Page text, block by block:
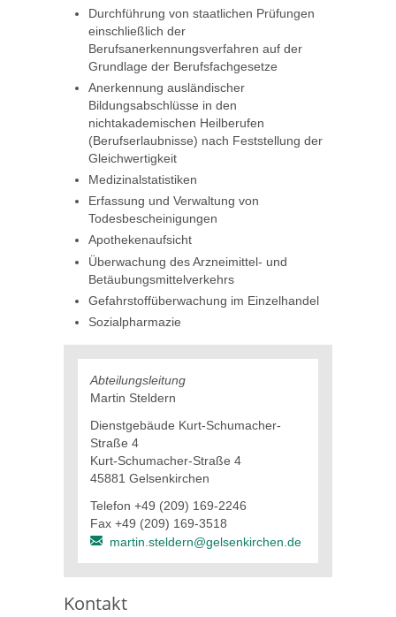
Durchführung von staatlichen Prüfungen
einschließlich der
Berufsanerkennungsverfahren auf der
Grundlage der Berufsfachgesetze
Anerkennung ausländischer
Bildungsabschlüsse in den
nichtakademischen Heilberufen
(Berufserlaubnisse) nach Feststellung der
Gleichwertigkeit
Medizinalstatistiken
Erfassung und Verwaltung von
Todesbescheinigungen
Apothekenaufsicht
Überwachung des Arzneimittel- und
Betäubungsmittelverkehrs
Gefahrstoffüberwachung im Einzelhandel
Sozialpharmazie
Abteilungsleitung
Martin Steldern
Dienstgebäude Kurt-Schumacher-
Straße 4
Kurt-Schumacher-Straße 4
45881 Gelsenkirchen
Telefon +49 (209) 169-2246
Fax +49 (209) 169-3518
martin.steldern@gelsenkirchen.de
Kontakt